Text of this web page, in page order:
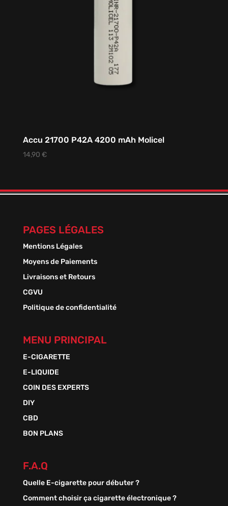
Accu 21700 P42A 4200 mAh Molicel
14,90 €
PAGES LÉGALES
Mentions Légales
Moyens de Paiements
Livraisons et Retours
CGVU
Politique de confidentialité
MENU PRINCIPAL
E-CIGARETTE
E-LIQUIDE
COIN DES EXPERTS
DIY
CBD
BON PLANS
F.A.Q
Quelle E-cigarette pour débuter ?
Comment choisir ça cigarette électronique ?